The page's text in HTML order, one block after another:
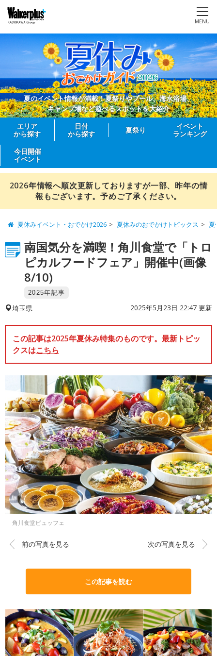
MENU
夏のイベント情報が満載！夏祭りやプール、海水浴場、
キャンプ場など遊べるスポットを大紹介
エリア
から探す
日付
から探す
夏祭り
イベント
ランキング
今日開催
イベント
2026年情報へ順次更新しておりますが一部、昨年の情
報もございます。予めご了承ください。
夏休みイベント・おでかけ2026 夏休みのおでかけトピックス 夏
南国気分を満喫！角川食堂で「トロ
ピカルフードフェア」開催中(画像
8/10)
2025年記事
埼玉県 2025年5月23日 22:47 更新
この記事は2025年夏休み特集のものです。最新トピッ
クスはこちら
角川食堂ビュッフェ
前の写真を見る 次の写真を見る
この記事を読む